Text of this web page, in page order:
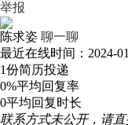
举报
陈求姿 聊一聊
最近在线时间：2024-
1份简历投递
0%平均回复率
0平均回复时长
联系方式未公开，请